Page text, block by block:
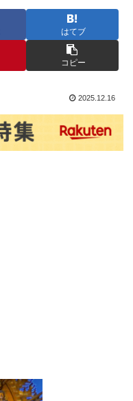
はてブ
コピー
2025.12.16